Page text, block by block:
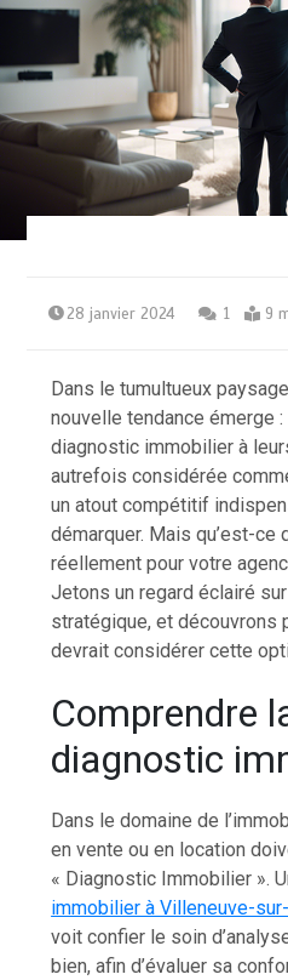
28 janvier 2024 1 9
Dans le tumultueux
nouvelle tendance émerge
diagnostic immobilier à
autrefois considérée
un atout compétitif
démarquer. Mais qu’est-ce
réellement pour votre
Jetons un regard éclairé
stratégique, et découvrons
devrait considérer cette
Comprendre
diagnostic
Dans le domaine de
en vente ou en location
« Diagnostic Immobilier ».
immobilier à Villeneuve-
voit confier le soin
bien, afin d’évaluer sa